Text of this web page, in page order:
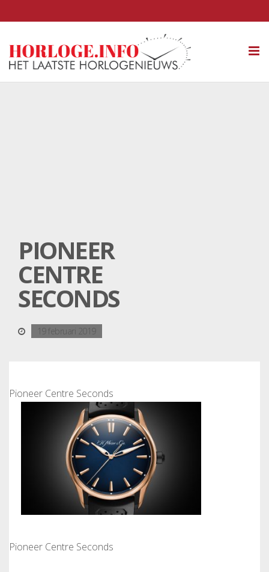
PIONEER
CENTRE
SECONDS
19 februari 2019
Pioneer Centre Seconds
Pioneer Centre Seconds